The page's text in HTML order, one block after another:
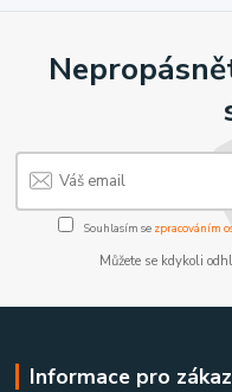
Souhlasím se zpracováním
Můžete se kdykoli
Informace pro